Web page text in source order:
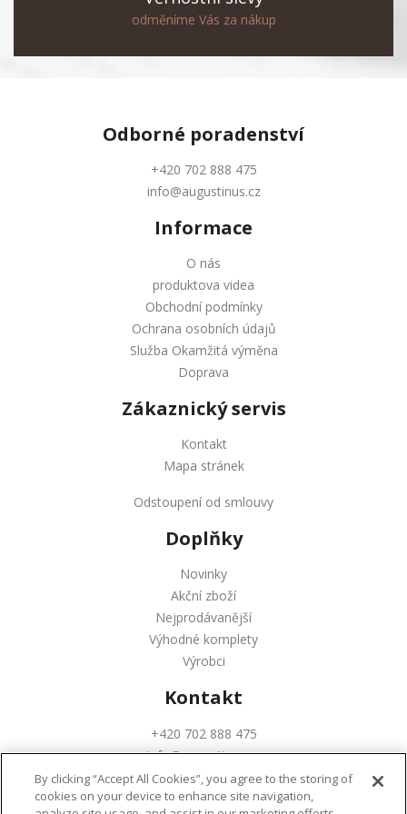
odměníme Vás za nákup
Odborné poradenství
+420 702 888 475
info@augustinus.cz
Informace
O nás
produktova videa
Obchodní podmínky
Ochrana osobních údajů
Služba Okamžitá výměna
Doprava
Zákaznický servis
Kontakt
Mapa stránek
Odstoupení od smlouvy
Doplňky
Novinky
Akční zboží
Nejprodávanější
Výhodné komplety
Výrobci
Kontakt
+420 702 888 475
info@augustinus.cz
By clicking “Accept All Cookies”, you agree to the storing of
cookies on your device to enhance site navigation,